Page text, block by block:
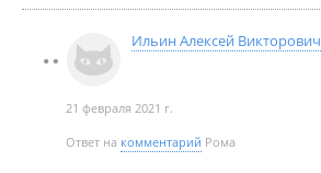
Ильин Алексей Викторович
21 февраля 2021 г.
Ответ на комментарий Рома